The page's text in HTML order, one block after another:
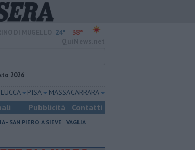
24° 38°
2026
LUCCA PISA MASSA CARRARA
Pubblicità Contatti
- SAN PIERO A SIEVE
VAGLIA